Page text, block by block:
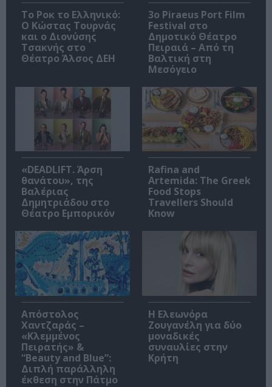
Το Ροκ το Ελληνικό:
Ο Κώστας Τουρνάς
και ο Διονύσης
Τσακνής στο
Θέατρο Άλσος ΔΕΗ
3o Piraeus Port Film
Festival στο
Δημοτικό Θέατρο
Πειραιά – Από τη
Βαλτική στη
Μεσόγειο
«DEADLIFT. Άρση
θανάτου», της
Βαλέριας
Δημητριάδου στο
Θέατρο Εμπορικόν
Rafina and
Artemida: The Greek
Food Stops
Travellers Should
Know
Απόστολος
Χαντζαράς –
«Κλεμμένος
Πειρατής» &
“Beauty and Blue”:
Διπλή παράλληλη
έκθεση στην Πάτμο
Η Ελεωνόρα
Ζουγανέλη για δύο
μοναδικές
συναυλίες στην
Κρήτη